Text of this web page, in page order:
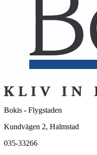
Bokis - Flygstaden
Kundvägen 2, Halmstad
035-33266